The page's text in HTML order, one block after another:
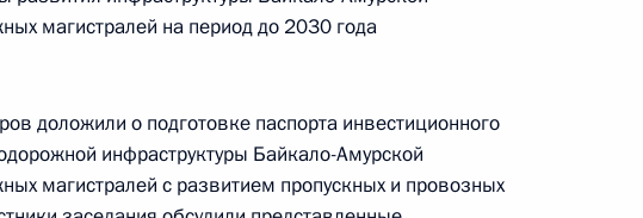
служб
магистралей на период до 2030 года
доложили о подготовке паспорта инвестиционного
инфраструктуры Байкало-Амурской
магистралей с развитием пропускных и провозных